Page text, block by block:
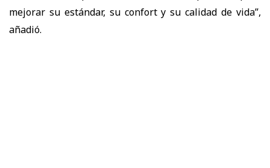
mejorar su estándar, su confort y su calidad de vida”,
añadió.